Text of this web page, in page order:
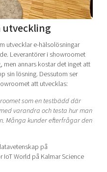
utveckling
utvecklar e-hälsolösningar
Leverantörer i showroomet
annars kostar det inget att
sin lösning. Dessutom ser
att utvecklas:
som en testbädd där
varandra och testa hur man
Många kunder efterfrågar den
på
World på Kalmar Science